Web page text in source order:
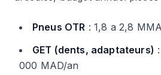
Pneus OTR : 1,8 a 2,8
GET (dents, adaptateurs)
000 MAD/an